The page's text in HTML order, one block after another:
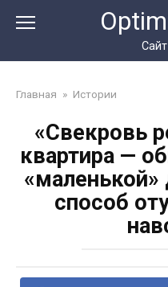
Главная » Истории
«Свекровь
квартира —
способ